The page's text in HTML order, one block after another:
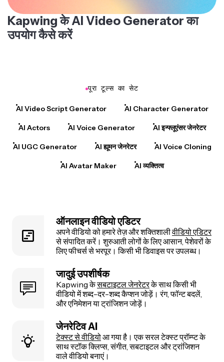
Kapwing के AI Video Generator का
उपयोग कैसे करें
पूरा टूल्स का सेट
AI Video Script Generator AI Character Generator
AI Actors AI Voice Generator AI इन्फ्लूएंसर जेनरेटर
AI UGC Generator AI ह्यूमन जेनरेटर AI Voice Cloning
AI Avatar Maker AI व्यक्तित्व
ऑनलाइन वीडियो एडिटर
अपने वीडियो को हमारे तेज़ और शक्तिशालीवीडियो एडिटर
से संपादित करें। शुरुआती लोगों के लिए आसान, पेशेवरों के
लिए फीचर्स से भरपूर। किसी भी डिवाइस पर उपलब्ध।
जादुई उपशीर्षक
Kapwing केसबटाइटल जेनरेटरके साथ किसी भी
वीडियो में शब्द-दर-शब्द कैप्शन जोड़ें। रंग, फॉन्ट बदलें,
और एनिमेशन या ट्रांजिशन जोड़ें।
जेनरेटिव AI
टेक्स्ट से वीडियोआ गया है। एक सरल टेक्स्ट प्रॉम्प्ट के
साथ स्टॉक क्लिप्स, संगीत, सबटाइटल और ट्रांजिशन
वाले वीडियो बनाएं।